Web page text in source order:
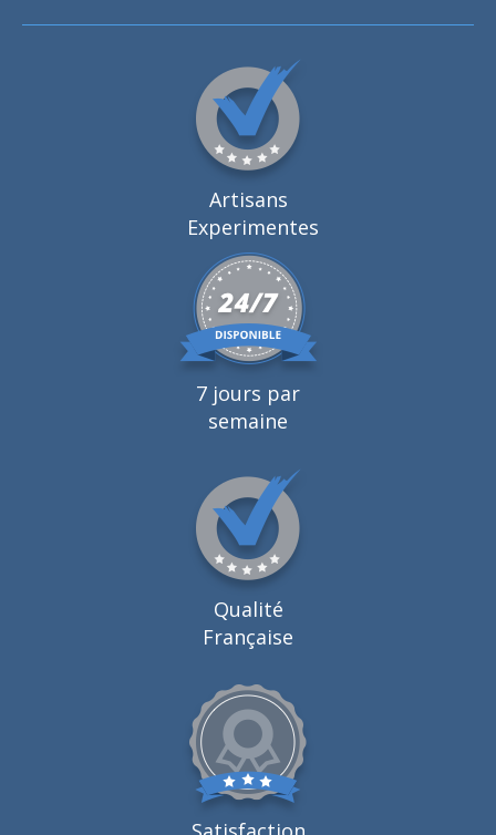
Artisans
Experimentes
7 jours par
semaine
Qualité
Française